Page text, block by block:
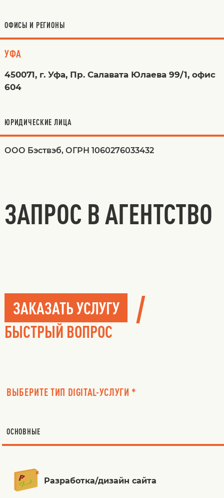
ОФИСЫ И РЕГИОНЫ
УФА
450071, г. Уфа, Пр. Салавата Юлаева 99/1, офис
604
ЮРИДИЧЕСКИЕ ЛИЦА
ООО Бэствэб, ОГРН 1060276033432
ЗАПРОС В АГЕНТСТВО
ЗАКАЗАТЬ УСЛУГУ /
БЫСТРЫЙ ВОПРОС
ВЫБЕРИТЕ ТИП DIGITAL-УСЛУГИ *
ОСНОВНЫЕ
Разработка/дизайн сайта